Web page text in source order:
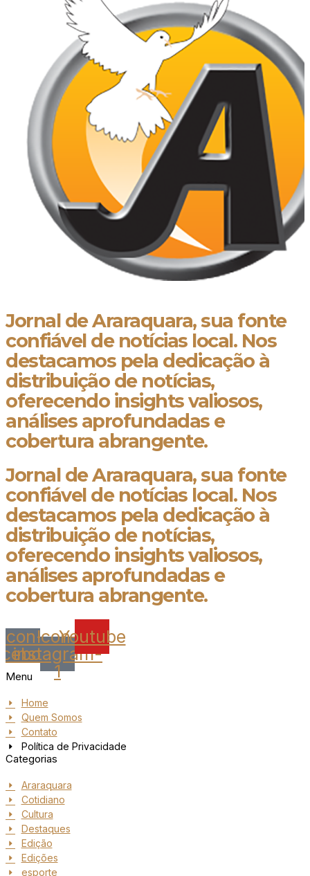
Jornal de Araraquara, sua fonte
confiável de notícias local. Nos
destacamos pela dedicação à
distribuição de notícias,
oferecendo insights valiosos,
análises aprofundadas e
cobertura abrangente.
Jornal de Araraquara, sua fonte
confiável de notícias local. Nos
destacamos pela dedicação à
distribuição de notícias,
oferecendo insights valiosos,
análises aprofundadas e
cobertura abrangente.
Icon-Icon-
instagram-
1
Youtube
Menu
Home
Quem Somos
Contato
Política de Privacidade
Categorias
Araraquara
Cotidiano
Cultura
Destaques
Edição
Edições
esporte